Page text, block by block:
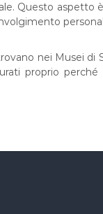
Questo aspetto
nei Musei di
proprio perché